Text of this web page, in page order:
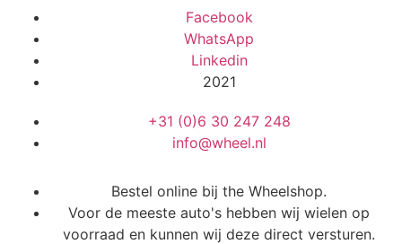
Facebook
WhatsApp
Linkedin
2021
+31 (0)6 30 247 248
info@wheel.nl
Bestel online bij the Wheelshop.
Voor de meeste auto's hebben wij wielen op
voorraad en kunnen wij deze direct versturen.